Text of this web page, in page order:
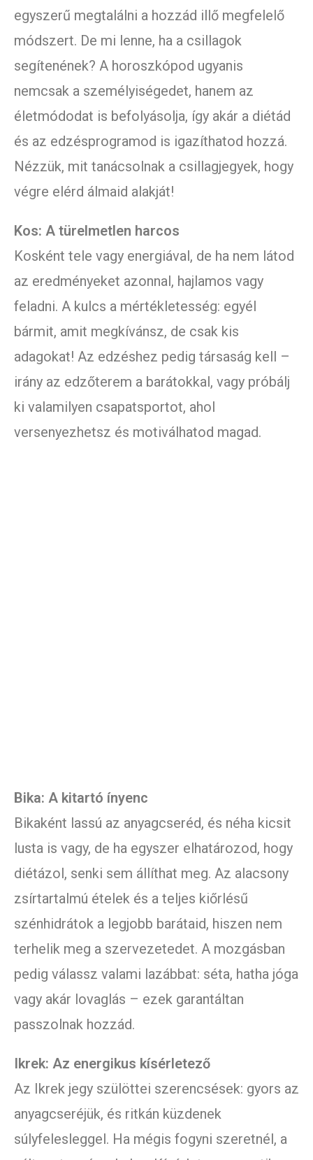
egyszerű megtalálni a hozzád illő megfelelő
módszert. De mi lenne, ha a csillagok
segítenének? A horoszkópod ugyanis
nemcsak a személyiségedet, hanem az
életmódodat is befolyásolja, így akár a diétád
és az edzésprogramod is igazíthatod hozzá.
Nézzük, mit tanácsolnak a csillagjegyek, hogy
végre elérd álmaid alakját!
Kos: A türelmetlen harcos
Kosként tele vagy energiával, de ha nem látod
az eredményeket azonnal, hajlamos vagy
feladni. A kulcs a mértékletesség: egyél
bármit, amit megkívánsz, de csak kis
adagokat! Az edzéshez pedig társaság kell –
irány az edzőterem a barátokkal, vagy próbálj
ki valamilyen csapatsportot, ahol
versenyezhetsz és motiválhatod magad.
Bika: A kitartó ínyenc
Bikaként lassú az anyagcseréd, és néha kicsit
lusta is vagy, de ha egyszer elhatározod, hogy
diétázol, senki sem állíthat meg. Az alacsony
zsírtartalmú ételek és a teljes kiőrlésű
szénhidrátok a legjobb barátaid, hiszen nem
terhelik meg a szervezetedet. A mozgásban
pedig válassz valami lazábbat: séta, hatha jóga
vagy akár lovaglás – ezek garantáltan
passzolnak hozzád.
Ikrek: Az energikus kísérletező
Az Ikrek jegy szülöttei szerencsések: gyors az
anyagcseréjük, és ritkán küzdenek
súlyfelesleggel. Ha mégis fogyni szeretnél, a